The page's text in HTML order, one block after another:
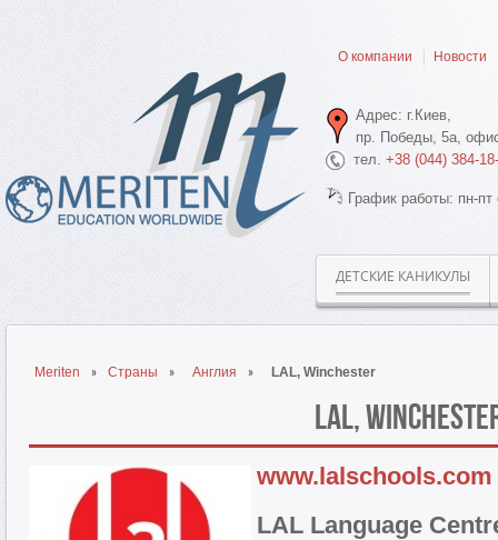
О компании Новости
Адрес: г.Киев,
пр. Победы, 5а,
тел. +38 (044) 384-
График работы: пн-
ДЕТСКИЕ КАНИКУЛЫ
Meriten Страны Англия LAL, Winchester
LAL,
www.lalschools.com
LAL Language